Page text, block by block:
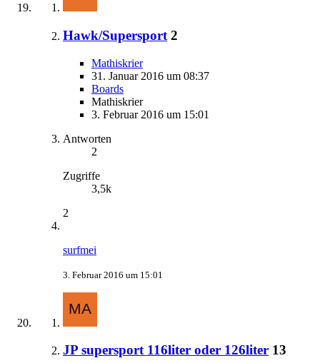
Hawk/Supersport 2
Mathiskrier
31. Januar 2016 um 08:37
Boards
Mathiskrier
3. Februar 2016 um 15:01
Antworten
2
Zugriffe
3,5k
2
surfmei
3. Februar 2016 um 15:01
JP supersport 116liter oder 126liter 13